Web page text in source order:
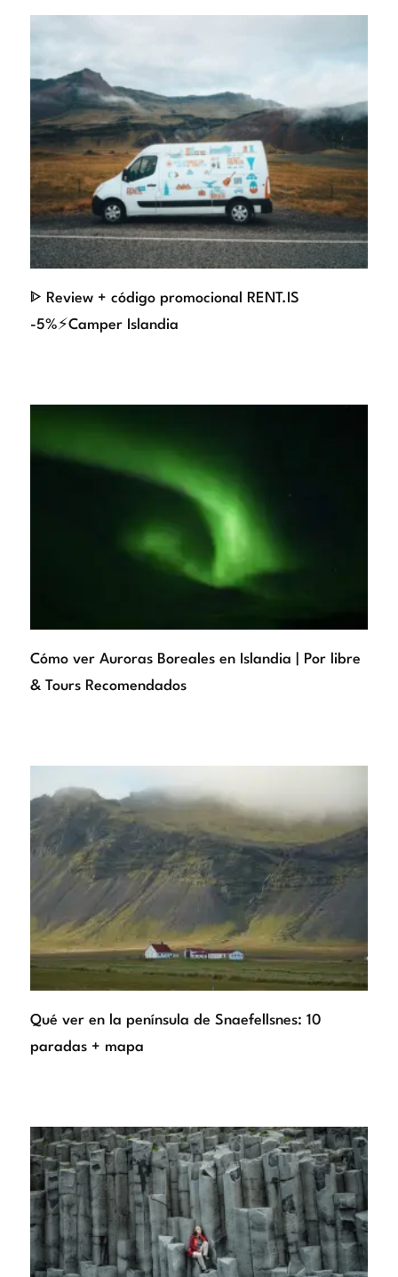
ᐈ Review + código promocional RENT.IS
-5%⚡Camper Islandia
Cómo ver Auroras Boreales en Islandia | Por libre
& Tours Recomendados
Qué ver en la península de Snaefellsnes: 10
paradas + mapa